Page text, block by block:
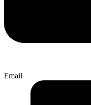
Email